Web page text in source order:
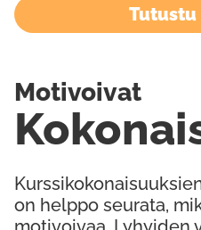
Tutustu
on helppo seurata,
Motivoivat